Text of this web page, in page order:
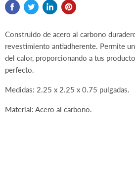
Construido de acero al carbono
revestimiento antiadherente. Permite
del calor, proporcionando a tus
perfecto.
Medidas: 2.25 x 2.25 x 0.75 pulgadas.
Material: Acero al carbono.